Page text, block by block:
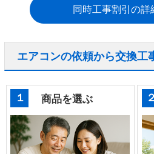
同時工事割引の詳
エアコンの依頼から交換工
１ 商品を選ぶ ２